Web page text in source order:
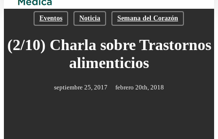
Eventos Noticia Semana del Corazón
(2/10) Charla sobre Trastornos
alimenticios
septiembre 25, 2017 febrero 20th, 2018